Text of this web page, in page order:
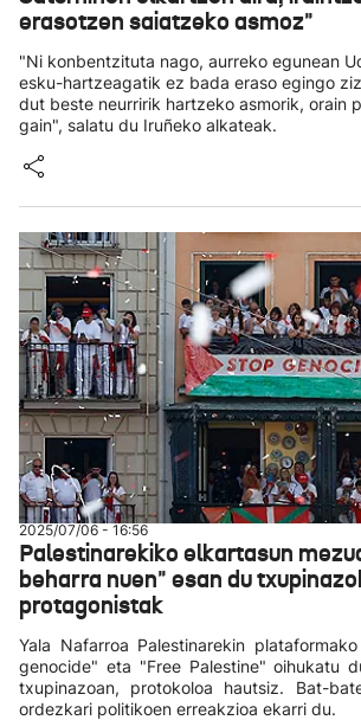
erasotzen saiatzeko asmoz"
"Ni konbentzituta nago, aurreko egunean
esku-hartzeagatik ez bada eraso egingo
dut beste neurririk hartzeko asmorik, orain
gain", salatu du Iruñeko alkateak.
2025/07/06 - 16:56
Palestinarekiko elkartasun
beharra nuen" esan du
protagonistak
Yala Nafarroa Palestinarekin
genocide" eta "Free Palestine" oihukatu
txupinazoan, protokoloa hautsiz. Bat-
ordezkari politikoen erreakzioa ekarri du.